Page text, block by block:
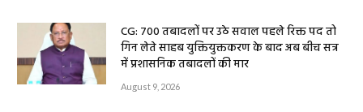
CG: 700 तबादलों पर उठे सवाल पहले रिक्त पद तो
गिन लेते साहब युक्तियुक्तकरण के बाद अब बीच सत्र
में प्रशासनिक तबादलों की मार
August 9, 2026